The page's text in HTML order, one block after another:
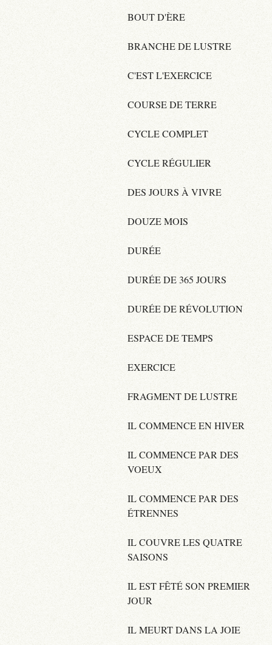
BOUT D'ÈRE
BRANCHE DE LUSTRE
C'EST L'EXERCICE
COURSE DE TERRE
CYCLE COMPLET
CYCLE RÉGULIER
DES JOURS À VIVRE
DOUZE MOIS
DURÉE
DURÉE DE 365 JOURS
DURÉE DE RÉVOLUTION
ESPACE DE TEMPS
EXERCICE
FRAGMENT DE LUSTRE
IL COMMENCE EN HIVER
IL COMMENCE PAR DES
VOEUX
IL COMMENCE PAR DES
ÉTRENNES
IL COUVRE LES QUATRE
SAISONS
IL EST FÊTÉ SON PREMIER
JOUR
IL MEURT DANS LA JOIE